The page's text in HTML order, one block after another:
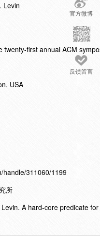
官方微博
反馈留言
Levin
twenty-first annual ACM
USA
handle/311060/1199
所
A hard-core predicate